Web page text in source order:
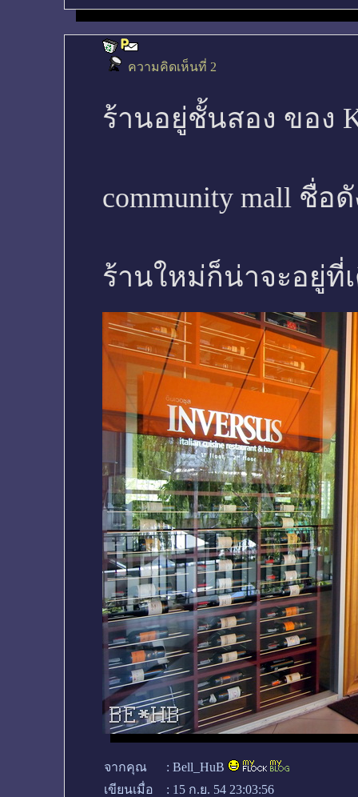
ความคิดเห็นที่ 2
ร้านอยู่ชั้นสอง ของ
community mall ชื่
ร้านใหม่ก็น่าจะอยู่ที่
จากคุณ : Bell_HuB
เขียนเมื่อ
: 15 ก.ย. 54 23:03:56